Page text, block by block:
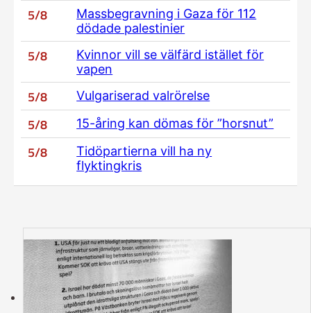
5/8
Massbegravning i Gaza för 112
dödade palestinier
5/8
Kvinnor vill se välfärd istället för
vapen
5/8 Vulgariserad valrörelse
5/8 15-åring kan dömas för ”horsnut”
5/8
Tidöpartierna vill ha ny
flyktingkris